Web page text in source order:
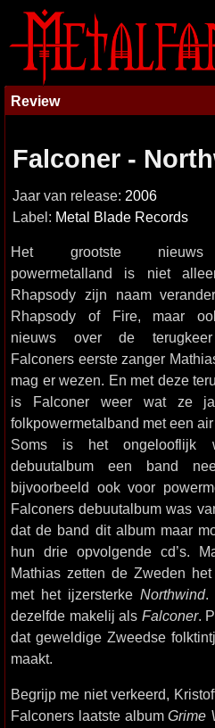
Review
Falconer -
Jaar van release: 2006
Label: Metal Blade Records
Het grootste
powermetalland is niet
Rhapsody zijn naam
Rhapsody of Fire, maar
nieuws over de
Falconers eerste zanger
mag er wezen. En met deze
is Falconer weer wat ze
folkpowermetalband met een
Soms is het ongelooflijk
debuutalbum een band
bijvoorbeeld ook voor
Falconers debuutalbum was
dat de band dit album maar
hun drie opvolgende cd’s.
Mathias zetten de Zweden
met het ijzersterke Northwind.
dezelfde makelij als Falconer.
dat geweldige Zweedse
maakt.
Begrijp me niet verkeerd,
Falconers laatste albumGrime